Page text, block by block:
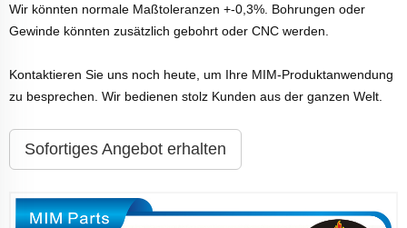
Wir könnten normale Maßtoleranzen +-0,3%. Bohrungen oder
Gewinde könnten zusätzlich gebohrt oder CNC werden.
Kontaktieren Sie uns noch heute, um Ihre MIM-Produktanwendung
zu besprechen. Wir bedienen stolz Kunden aus der ganzen Welt.
Sofortiges Angebot erhalten